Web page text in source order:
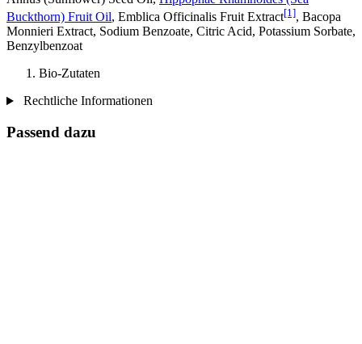
Buckthorn) Fruit Oil, Emblica Officinalis Fruit Extract[1], Bacopa
Monnieri Extract, Sodium Benzoate, Citric Acid, Potassium Sorbate,
Benzylbenzoat
Bio-Zutaten
Rechtliche Informationen
Passend dazu